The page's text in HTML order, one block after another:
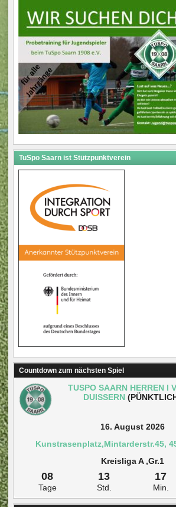
TuSpo Saarn ist Stützpunktverein
Countdown zum nächsten Spiel
TUSPO SAARN HERREN I
DUISSERN
16. August 2026
Kunstrasenplatz,Mintarderstr.45,
Kreisliga A ,Gr.1
08
Tage
13
Std.
17
Min.